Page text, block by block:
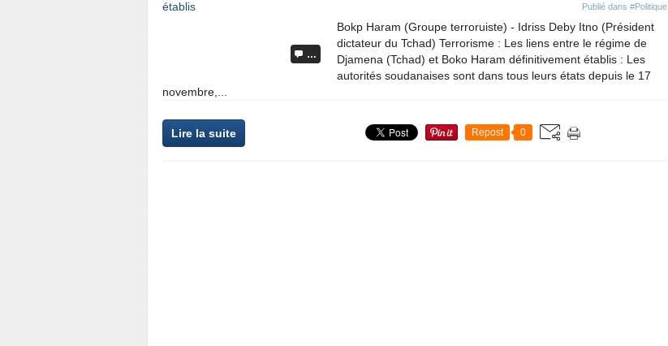
…
Publié dans #Politique
Bokp Haram (Groupe terroruiste) - Idriss Deby Itno (Président
dictateur du Tchad) Terrorisme : Les liens entre le régime de
Djamena (Tchad) et Boko Haram définitivement établis : Les
autorités soudanaises sont dans tous leurs états depuis le 17
novembre,...
Lire la suite Repost 0